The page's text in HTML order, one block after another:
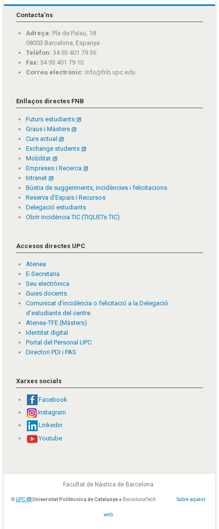
Contacta'ns
Adreça: Pla de Palau, 18
08003 Barcelona, Espanya
Telèfon: 34 93 401 79 36
Fax: 34 93 401 79 10
Correu electrònic: info fnb.upc.edu
Enllaços directes FNB
Futurs estudiants
Graus i Màsters
Curs actual
Exchange students
Mobilitat
Empreses i Recerca
Intranet
Bústia de suggeriments, incidències i felicitacions
Reserva d'Espais i Recursos
Delegació estudiants
Obrir incidència TIC (TIQUETs TIC)
Accesos directes UPC
Atenea
E-Secretaria
Seu electrònica
Guies docents
Comunicat d'incidència o felicitació a la Delegació
d'estudiants del centre
Atenea-TFE (Màsters)
Identitat digital
Portal del Personal UPC
Directori PDI i PAS
Xarxes socials
Facebook
Instagram
Linkedin
Youtube
Facultat de Nàutica de Barcelona
© UPC Universitat Politècnica de Catalunya ● BarcelonaTech Sobre aquest
web